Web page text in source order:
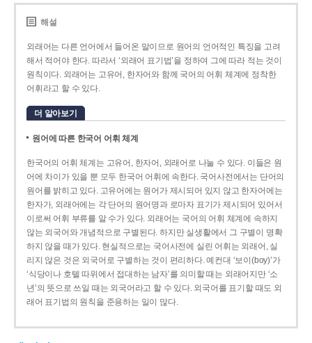
해설
외래어는 다른 언어에서 들어온 말이므로 원어의 언어적인 특징을 고려
해서 적어야 한다. 따라서 ‘외래어 표기법’을 정하여 그에 따라 적는 것이
원칙이다. 외래어는 고유어, 한자어와 함께 국어의 어휘 체계에 정착한
어휘라고 할 수 있다.
더 알아보기
원어에 따른 한국어 어휘 체계
한국어의 어휘 체계는 고유어, 한자어, 외래어로 나눌 수 있다. 이들은 원
어에 차이가 있을 뿐 모두 한국어 어휘에 속한다. 국어사전에서는 단어의
원어를 밝히고 있다. 고유어에는 원어가 제시되어 있지 않고 한자어에는
한자가, 외래어에는 각 단어의 원어명과 로마자 표기가 제시되어 있어서
이로써 어휘 부류를 알 수가 있다. 외래어는 국어의 어휘 체계에 속하지
않는 외국어와 개념적으로 구별된다. 하지만 실생활에서 그 구별이 명확
하지 않을 때가 있다. 현실적으로는 국어사전에 실린 어휘는 외래어, 실
리지 않은 것은 외국어로 구별하는 것이 편리하다. 예컨대 ‘보이(boy)’가
‘식당이나 호텔 따위에서 접대하는 남자’를 의미할 때는 외래어지만 ‘소
년’의 뜻으로 쓰일 때는 외국어라고 할 수 있다. 외국어를 표기할 때도 외
래어 표기법의 원칙을 준용하는 일이 많다.